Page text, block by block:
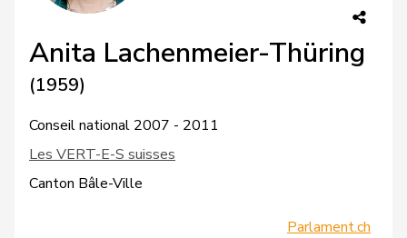
Anita Lachenmeier-Thüring
(1959)
Conseil national 2007 - 2011
Les VERT-E-S suisses
Canton Bâle-Ville
Parlament.ch